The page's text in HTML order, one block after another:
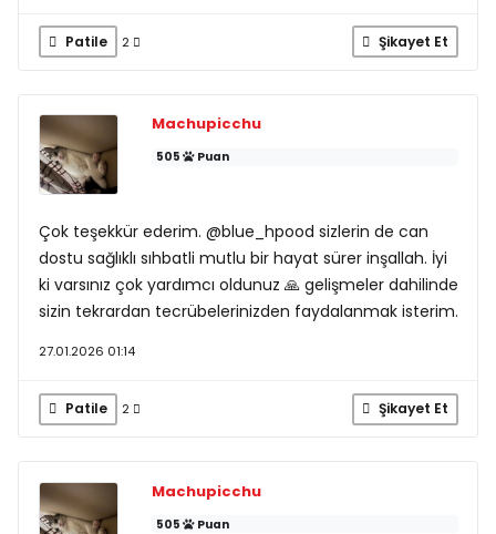
Patile 2 Şikayet Et
Machupicchu
505 Puan
Çok teşekkür ederim. @blue_hpood sizlerin de can
dostu sağlıklı sıhbatli mutlu bir hayat sürer inşallah. İyi
ki varsınız çok yardımcı oldunuz 🙏 gelişmeler dahilinde
sizin tekrardan tecrübelerinizden faydalanmak isterim.
27.01.2026 01:14
Patile 2 Şikayet Et
Machupicchu
505 Puan